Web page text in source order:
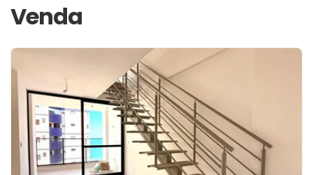
Venda